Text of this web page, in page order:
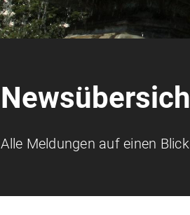
Alle Meldungen auf einen